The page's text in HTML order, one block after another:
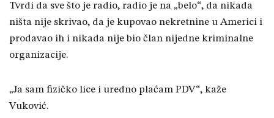
Tvrdi da sve što je radio, radio je na „belo“, da nikada
ništa nije skrivao, da je kupovao nekretnine u Americi i
prodavao ih i nikada nije bio član nijedne kriminalne
organizacije.
„Ja sam fizičko lice i uredno plaćam PDV“, kaže
Vuković.